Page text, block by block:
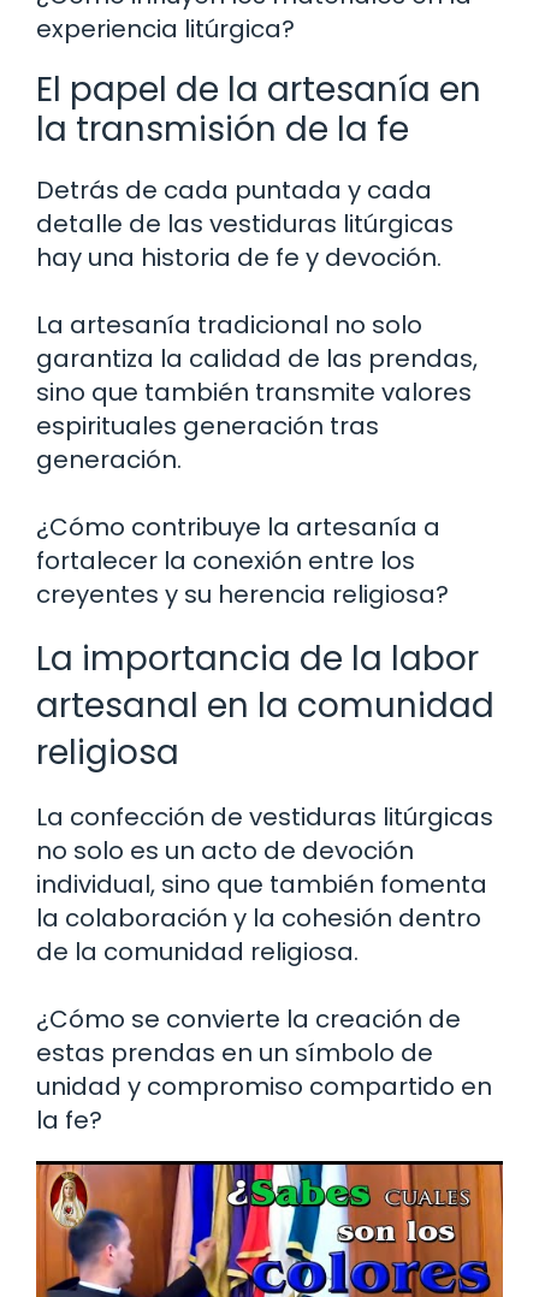
experiencia litúrgica?
El papel de la artesanía en
la transmisión de la fe
Detrás de cada puntada y cada
detalle de las vestiduras litúrgicas
hay una historia de fe y devoción.
La artesanía tradicional no solo
garantiza la calidad de las prendas,
sino que también transmite valores
espirituales generación tras
generación.
¿Cómo contribuye la artesanía a
fortalecer la conexión entre los
creyentes y su herencia religiosa?
La importancia de la labor
artesanal en la comunidad
religiosa
La confección de vestiduras litúrgicas
no solo es un acto de devoción
individual, sino que también fomenta
la colaboración y la cohesión dentro
de la comunidad religiosa.
¿Cómo se convierte la creación de
estas prendas en un símbolo de
unidad y compromiso compartido en
la fe?